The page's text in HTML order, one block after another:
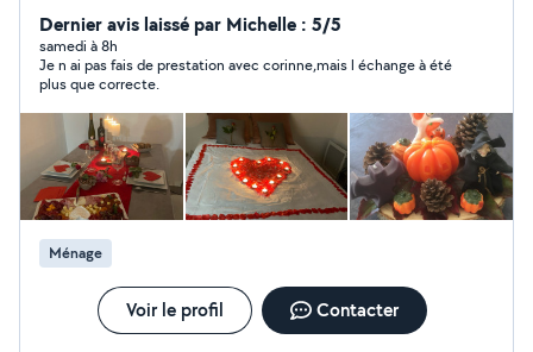
surfaces . Votre intérieur doit être votre identité .. Pas
besoin de gros budget .. j'interviens chez vous aussi pour
ranger, optimiser, nettoyer , et organiser votre intérieur
! Je peux aussi vous organiser des soirées à thème en
décoration selon vos envies .. St Valentin, soirée
amoureux , anniversaire. à votre service Corinne
Dernier avis laissé par Michelle : 5/5
samedi à 8h
Je n ai pas fais de prestation avec corinne,mais l échange à été
plus que correcte.
Ménage
Voir le profil Contacter